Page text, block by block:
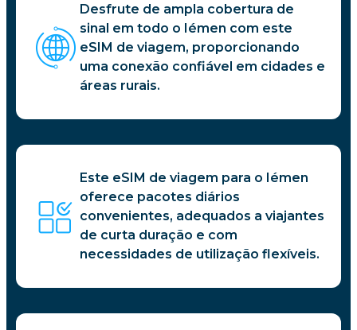
Desfrute de ampla cobertura de
sinal em todo o Iémen com este
eSIM de viagem, proporcionando
uma conexão confiável em cidades e
áreas rurais.
Este eSIM de viagem para o Iémen
oferece pacotes diários
convenientes, adequados a viajantes
de curta duração e com
necessidades de utilização flexíveis.